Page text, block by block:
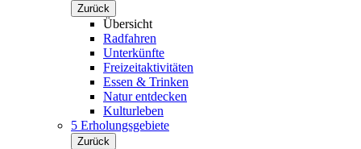
Zurück
Übersicht
Radfahren
Unterkünfte
Freizeitaktivitäten
Essen & Trinken
Natur entdecken
Kulturleben
5 Erholungsgebiete
Zurück